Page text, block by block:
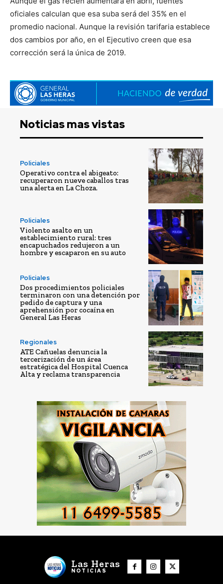
oficiales calculan que esa suba será del 35% en el
promedio nacional. Aunque la revisión tarifaria establece
dos cambios por año, en el Ejecutivo creen que esa
corrección será la única de 2019.
Noticias mas vistas
Policiales
Operativo contra el abigeato:
recuperaron nueve caballos tras
una alerta en La Choza.
Policiales
Violento asalto en un
establecimiento rural: tres
encapuchados redujeron a un
hombre y escaparon en su auto
Policiales
Dos procedimientos policiales
terminaron con una detención por
pedido de captura y una
aprehensión por cocaína en
General Las Heras
Regionales
ATE Cañuelas denuncia la
tercerización de un área
estratégica del Hospital Cuenca
Alta y reclama transparencia
Las Heras
NOTICIAS